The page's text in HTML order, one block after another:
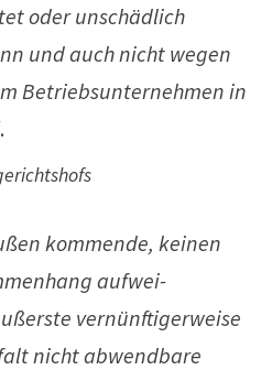
oder unschäd­lich
und auch nicht wegen
Betriebs­un­ter­nehmen in
.
kom­mende, keinen
auf­wei­
ver­nünf­ti­ger­weise
nicht abwend­bare